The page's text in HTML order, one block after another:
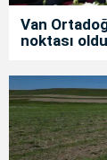
Van
noktası oldu